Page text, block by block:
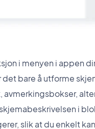
i menyen i appen
bare å utforme
i
slik at du enkelt